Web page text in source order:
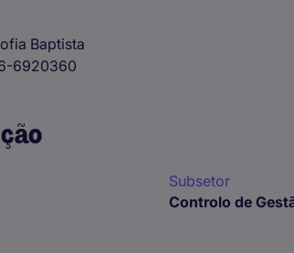
Baptista
6920360
Subsetor
Controlo de